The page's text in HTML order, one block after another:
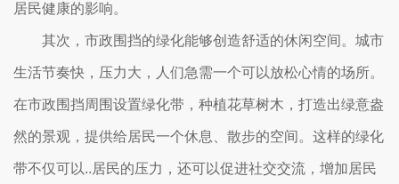
居民健康的影响。
其次，市政围挡的绿化能够创造舒适的休闲空间。城市
生活节奏快，压力大，人们急需一个可以放松心情的场所。
在市政围挡周围设置绿化带，种植花草树木，打造出绿意盎
然的景观，提供给居民一个休息、散步的空间。这样的绿化
带不仅可以..居民的压力，还可以促进社交交流，增加居民